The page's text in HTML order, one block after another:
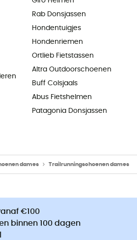
Rab Donsjassen
Hondentuigjes
Hondenriemen
Ortlieb Fietstassen
Altra Outdoorschoenen
Buff Colsjaals
Abus Fietshelmen
Patagonia Donsjassen
dames Trailrunningschoenen dames
€100
binnen 100 dagen